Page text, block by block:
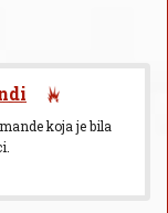
koja je bila